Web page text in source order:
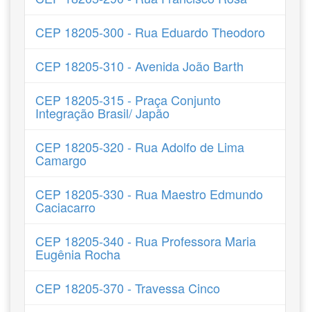
CEP 18205-300 - Rua Eduardo Theodoro
CEP 18205-310 - Avenida João Barth
CEP 18205-315 - Praça Conjunto
Integração Brasil/ Japão
CEP 18205-320 - Rua Adolfo de Lima
Camargo
CEP 18205-330 - Rua Maestro Edmundo
Caciacarro
CEP 18205-340 - Rua Professora Maria
Eugênia Rocha
CEP 18205-370 - Travessa Cinco